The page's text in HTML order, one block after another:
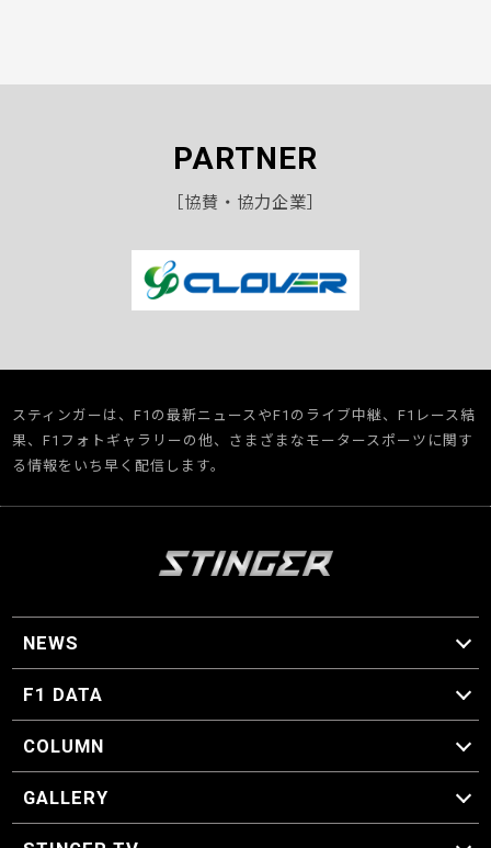
PARTNER
［協賛・協力企業］
スティンガーは、F1の最新ニュースやF1のライブ中継、F1レース結
果、F1フォトギャラリーの他、さまざまなモータースポーツに関す
る情報をいち早く配信します。
NEWS
F1 ニュース
F1 DATA
F1 日程
F1 データ
COLUMN
マイ・ワンダフル・サーキット
スクーデリア・一方通行
F1に燃え、ゴルフに泣く日々。
スティングくんの部屋
GALLERY
GALLERY